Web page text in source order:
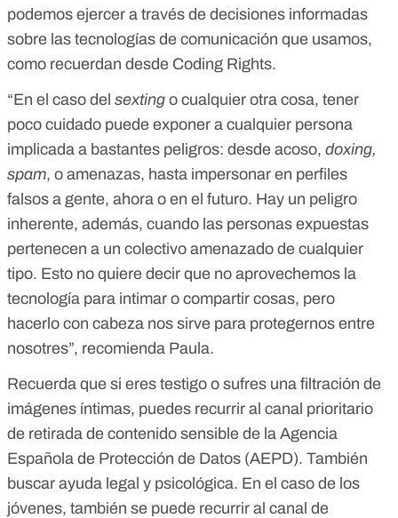
podemos ejercer a través de decisiones informadas
sobre las tecnologías de comunicación que usamos,
como recuerdan desde Coding Rights.
“En el caso del sexting o cualquier otra cosa, tener
poco cuidado puede exponer a cualquier persona
implicada a bastantes peligros: desde acoso, doxing,
spam, o amenazas, hasta impersonar en perfiles
falsos a gente, ahora o en el futuro. Hay un peligro
inherente, además, cuando las personas expuestas
pertenecen a un colectivo amenazado de cualquier
tipo. Esto no quiere decir que no aprovechemos la
tecnología para intimar o compartir cosas, pero
hacerlo con cabeza nos sirve para protegernos entre
nosotres”, recomienda Paula.
Recuerda que si eres testigo o sufres una filtración de
imágenes íntimas, puedes recurrir al canal prioritario
de retirada de contenido sensible de la Agencia
Española de Protección de Datos (AEPD). También
buscar ayuda legal y psicológica. En el caso de los
jóvenes, también se puede recurrir al canal de